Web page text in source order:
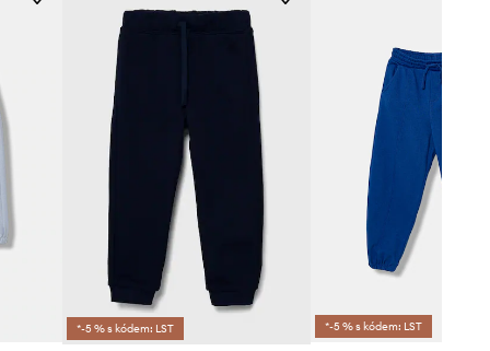
*-5 % s kódem: LST *-5 % s kódem: LST